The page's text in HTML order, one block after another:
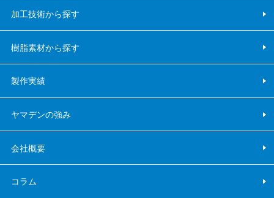
加工技術から探す
樹脂素材から探す
製作実績
ヤマデンの強み
会社概要
コラム